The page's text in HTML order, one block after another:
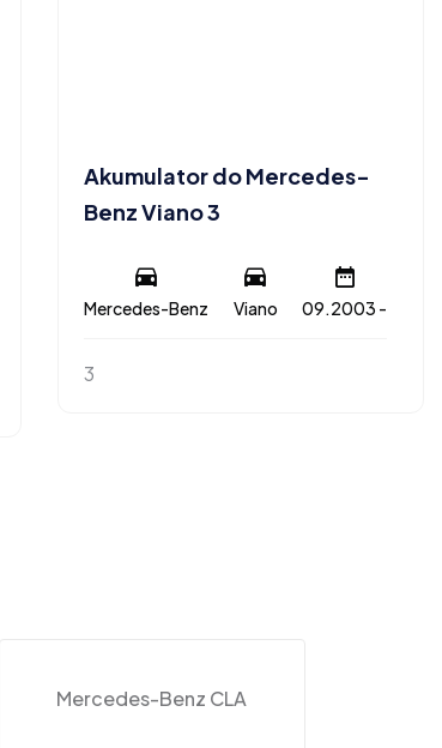
Akumulator do Mercedes-
Benz Viano 3
Mercedes-Benz Viano 09.2003 -
3
Mercedes-Benz CLA